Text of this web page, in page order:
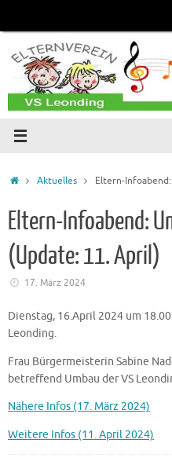
springen
StartAktuelles Eltern-
Eltern-Infoabend:
(Update: 11. April)
17. März 2024
Dienstag, 16.April 2024 um
Leonding.
Frau Bürgermeisterin Sabine
betreffend Umbau der VS
Nähere Infos (17. März 2024)
Weitere Infos (11. April 2024)